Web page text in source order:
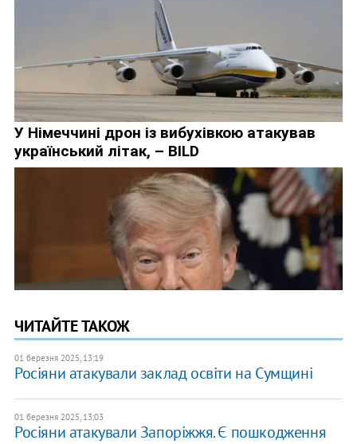
ЧИТАЙТЕ ТАКОЖ
01 березня 2025, 13:19
Росіяни атакували заклад освіти на Сумщині
01 березня 2025, 13:03
Росіяни атакували Запоріжжя. Є пошкодження